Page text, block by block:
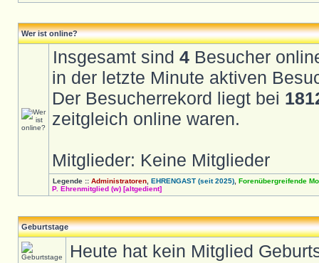
Wer ist online?
Insgesamt sind 4 Besucher
in der letzte Minute aktiven
Der Besucherrekord liegt bei
zeitgleich online waren.
Mitglieder: Keine Mitglieder
Legende :: Administratoren EHRENGAST (seit 2025) Forenübergreifende
P. Ehrenmitglied (w) [altgedient]
Geburtstage
Heute hat kein Mitglied